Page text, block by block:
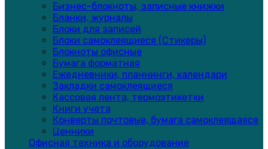
Бизнес-блокноты, записные книжки
Бланки, журналы
Блоки для записей
Блоки самоклеящиеся (Стикеры)
Блокноты офисные
Бумага форматная
Ежедневники, планнинги, календари
Закладки самоклеящиеся
Кассовая лента, термоэтикетки
Книги учета
Конверты почтовые, бумага самоклеящаяся
Ценники
Офисная техника и оборудование